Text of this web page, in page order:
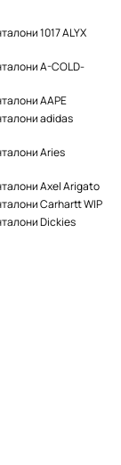
1017 ALYX
A-COLD-
AAPE
adidas
Aries
Axel Arigato
Carhartt WIP
Dickies